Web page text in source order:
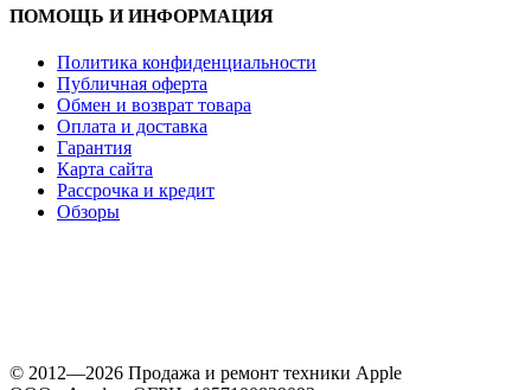
ПОМОЩЬ И ИНФОРМАЦИЯ
Политика конфиденциальности
Публичная оферта
Обмен и возврат товара
Оплата и доставка
Гарантия
Карта сайта
Рассрочка и кредит
Обзоры
© 2012—2026 Продажа и ремонт техники Apple